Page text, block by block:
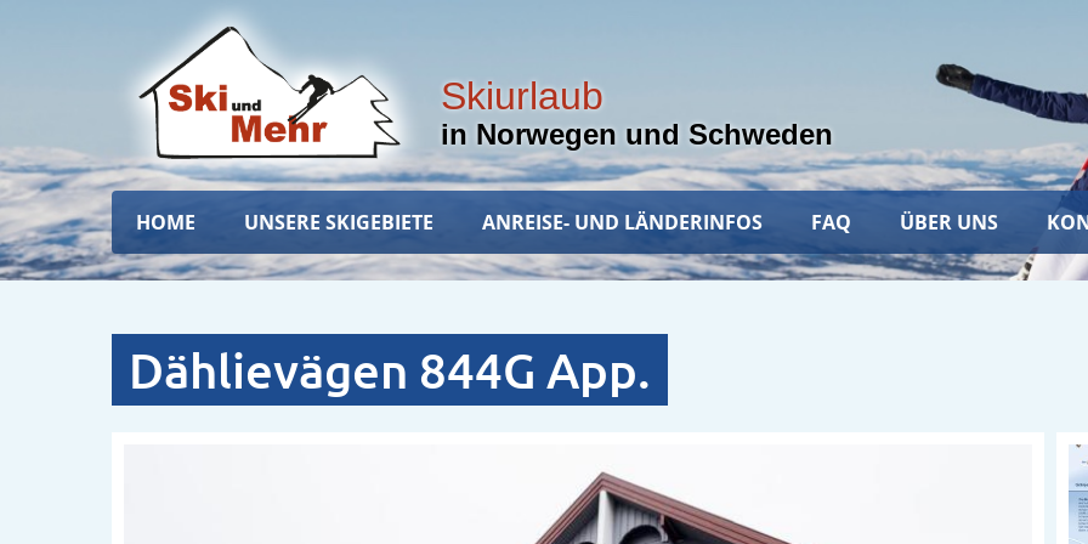
Skiurlaub
in Norwegen und Schweden
Hauptnavigation
HOME UNSERE SKIGEBIETE ANREISE- UND LÄNDERINFOS FAQ ÜBER UNS
Dählievägen 844G App.